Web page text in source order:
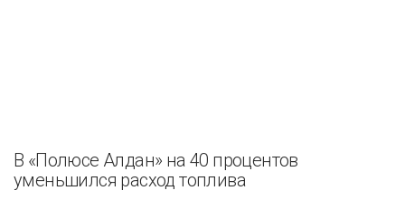
В «Полюсе Алдан» на 40 процентов
уменьшился расход топлива